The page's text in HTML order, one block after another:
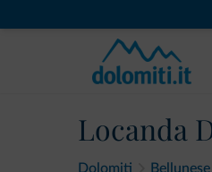
Locanda
Dolomiti Bellunese